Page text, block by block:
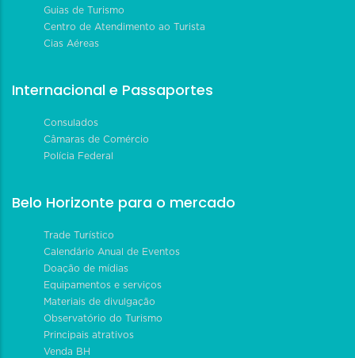
Guias de Turismo
Centro de Atendimento ao Turista
Cias Aéreas
Internacional e Passaportes
Consulados
Câmaras de Comércio
Polícia Federal
Belo Horizonte para o mercado
Trade Turístico
Calendário Anual de Eventos
Doação de mídias
Equipamentos e serviços
Materiais de divulgação
Observatório do Turismo
Principais atrativos
Venda BH